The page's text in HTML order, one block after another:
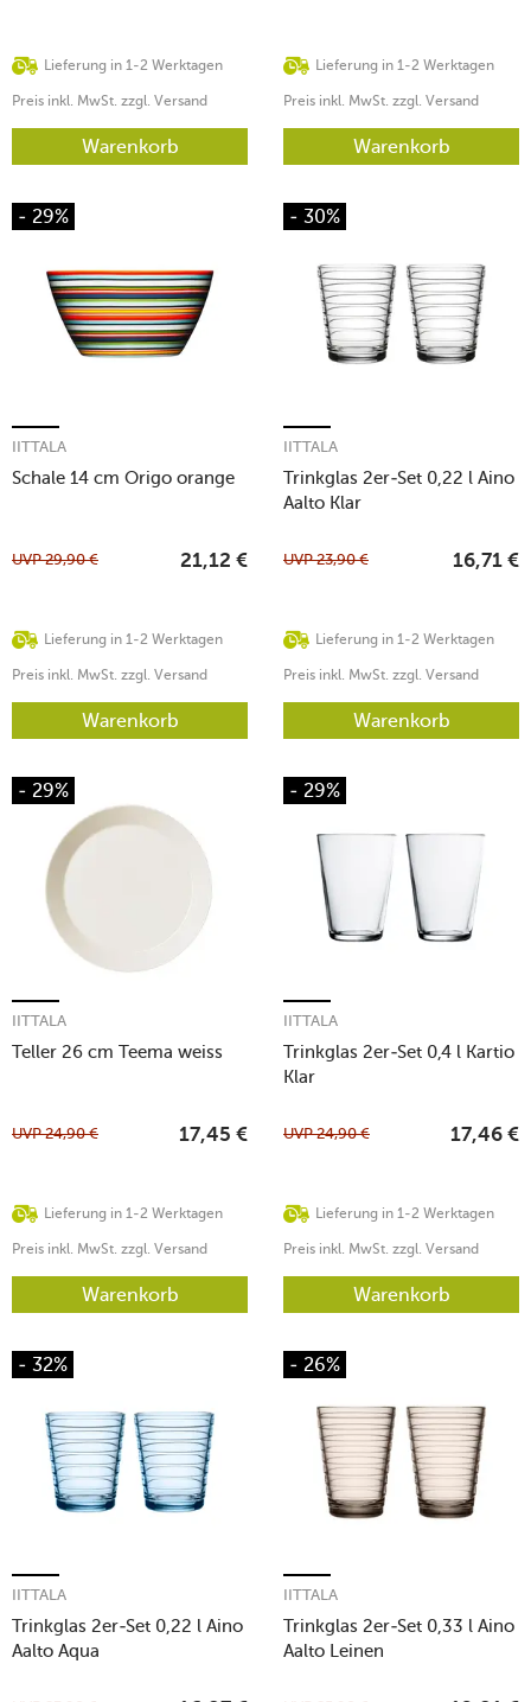
Lieferung in 1-2 Werktagen
Preis inkl. MwSt. zzgl. Versand
Warenkorb
Lieferung in 1-2 Werktagen
Preis inkl. MwSt. zzgl. Versand
Warenkorb
- 29%
Schale 14 cm Origo orange
IITTALA
Lieferung in 1-2 Werktagen
UVP29,90 € 21,12 €
Preis inkl. MwSt. zzgl. Versand
Warenkorb
- 30%
Trinkglas 2er-Set 0,22 l Aino
Aalto Klar
IITTALA
Lieferung in 1-2 Werktagen
UVP23,90 € 16,71 €
Preis inkl. MwSt. zzgl. Versand
Warenkorb
- 29%
Teller 26 cm Teema weiss
IITTALA
Lieferung in 1-2 Werktagen
UVP24,90 € 17,45 €
Preis inkl. MwSt. zzgl. Versand
Warenkorb
- 29%
Trinkglas 2er-Set 0,4 l Kartio
Klar
IITTALA
Lieferung in 1-2 Werktagen
UVP24,90 € 17,46 €
Preis inkl. MwSt. zzgl. Versand
Warenkorb
- 32%
Trinkglas 2er-Set 0,22 l Aino
Aalto Aqua
IITTALA
- 26%
Trinkglas 2er-Set 0,33 l Aino
Aalto Leinen
IITTALA